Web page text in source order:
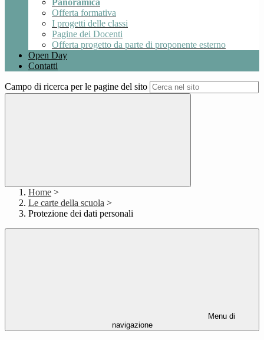
Panoramica
Offerta formativa
I progetti delle classi
Pagine dei Docenti
Offerta progetto da parte di proponente esterno
Open Day
Contatti
Campo di ricerca per le pagine del sito
Home >
Le carte della scuola >
Protezione dei dati personali
Menu di
navigazione